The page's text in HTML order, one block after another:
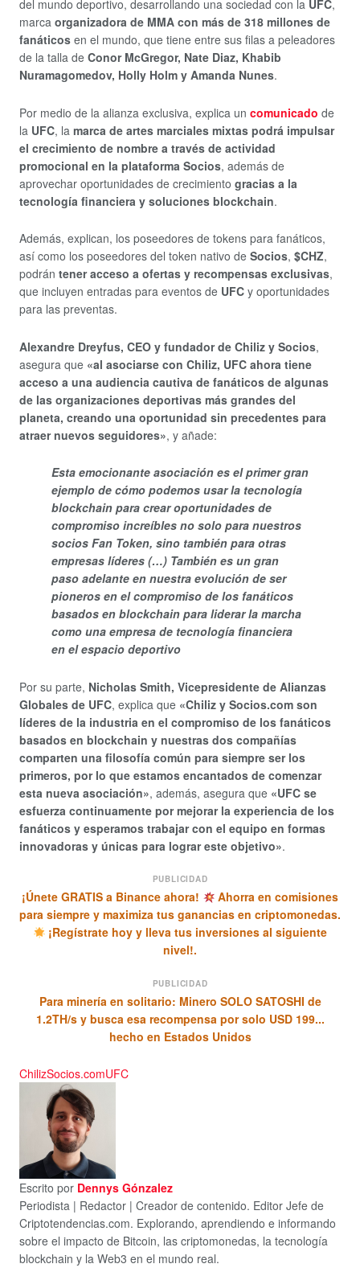
del mundo deportivo, desarrollando una sociedad con la UFC,
marca organizadora de MMA con más de 318 millones de
fanáticos en el mundo, que tiene entre sus filas a peleadores
de la talla de Conor McGregor, Nate Diaz, Khabib
Nuramagomedov, Holly Holm y Amanda Nunes.
Por medio de la alianza exclusiva, explica un comunicado de
la UFC, la marca de artes marciales mixtas podrá impulsar
el crecimiento de nombre a través de actividad
promocional en la plataforma Socios, además de
aprovechar oportunidades de crecimiento gracias a la
tecnología financiera y soluciones blockchain.
Además, explican, los poseedores de tokens para fanáticos,
así como los poseedores del token nativo de Socios, $CHZ,
podrán tener acceso a ofertas y recompensas exclusivas,
que incluyen entradas para eventos de UFC y oportunidades
para las preventas.
Alexandre Dreyfus, CEO y fundador de Chiliz y Socios,
asegura que «al asociarse con Chiliz, UFC ahora tiene
acceso a una audiencia cautiva de fanáticos de algunas
de las organizaciones deportivas más grandes del
planeta, creando una oportunidad sin precedentes para
atraer nuevos seguidores», y añade:
Esta emocionante asociación es el primer gran
ejemplo de cómo podemos usar la tecnología
blockchain para crear oportunidades de
compromiso increíbles no solo para nuestros
socios Fan Token, sino también para otras
empresas líderes (…) También es un gran
paso adelante en nuestra evolución de ser
pioneros en el compromiso de los fanáticos
basados ​​en blockchain para liderar la marcha
como una empresa de tecnología financiera
en el espacio deportivo
Por su parte, Nicholas Smith, Vicepresidente de Alianzas
Globales de UFC, explica que «Chiliz y Socios.com son
líderes de la industria en el compromiso de los fanáticos
basados ​​en blockchain y nuestras dos compañías
comparten una filosofía común para siempre ser los
primeros, por lo que estamos encantados de comenzar
esta nueva asociación», además, asegura que «UFC se
esfuerza continuamente por mejorar la experiencia de los
fanáticos y esperamos trabajar con el equipo en formas
innovadoras y únicas para lograr este objetivo».
PUBLICIDAD
¡Únete GRATIS a Binance ahora!
Ahorra en comisiones
para siempre y maximiza tus ganancias en criptomonedas.
¡Regístrate hoy y lleva tus inversiones al siguiente
nivel!.
PUBLICIDAD
Para minería en solitario: Minero SOLO SATOSHI de
1.2TH/s y busca esa recompensa por solo USD 199...
hecho en Estados Unidos
ChilizSocios.comUFC
Escrito por Dennys Gónzalez
Periodista | Redactor | Creador de contenido. Editor Jefe de
Criptotendencias.com. Explorando, aprendiendo e informando
sobre el impacto de Bitcoin, las criptomonedas, la tecnología
blockchain y la Web3 en el mundo real.